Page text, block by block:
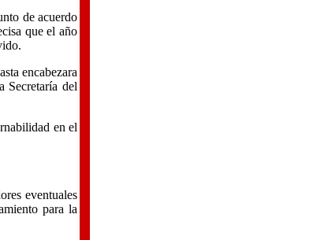
de acuerdo
que el año
encabezara
Secretaría del
en el
eventuales
para la